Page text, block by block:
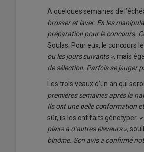
A quelques semaines de
brosser et laver. En les
préparation pour le concours.
Soulas. Pour eux, le concours
ou les jours suivants », mais
de sélection. Parfois se jauger
Les trois veaux d’un an qui
premières semaines après la
Ils ont une belle conformation
sûr, ils les ont faits génotyper.
plaire à d’autres éleveurs »,
binôme. Son avis a confirmé